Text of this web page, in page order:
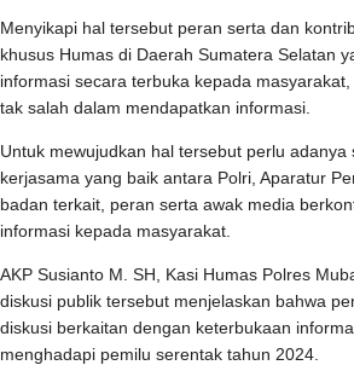
Menyikapi hal tersebut peran serta dan
khusus Humas di Daerah Sumatera Selatan
informasi secara terbuka kepada
tak salah dalam mendapatkan informasi.
Untuk mewujudkan hal tersebut perlu adanya
kerjasama yang baik antara Polri, Aparatur
badan terkait, peran serta awak media
informasi kepada masyarakat.
AKP Susianto M. SH, Kasi Humas Polres
diskusi publik tersebut menjelaskan bahwa
diskusi berkaitan dengan keterbukaan
menghadapi pemilu serentak tahun 2024.